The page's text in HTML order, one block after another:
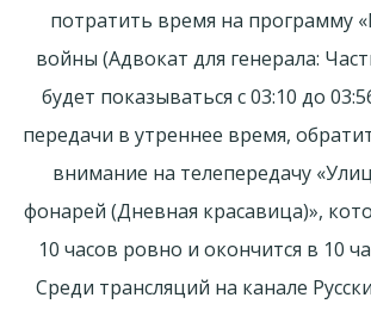
потратить время на программу
войны (Адвокат для генерала:
будет показываться с 03:10 до
передачи в утреннее время,
внимание на телепередачу
фонарей (Дневная красавица)»,
10 часов ровно и окончится в 10
Среди трансляций на канале